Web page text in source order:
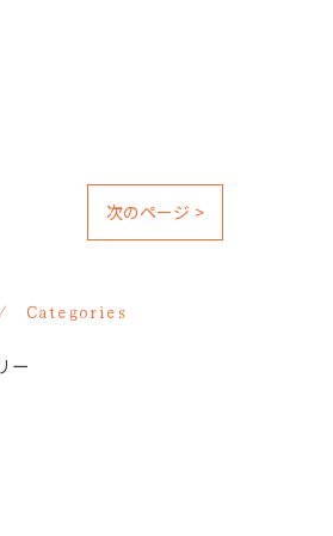
次のページ >
Categories
ー